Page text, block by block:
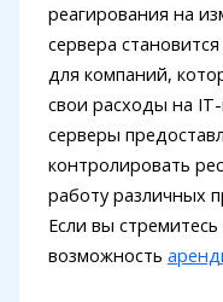
реагирования на
сервера
для компаний,
свои расходы на
серверы
контролировать
работу различных
Если вы стремитесь
возможность